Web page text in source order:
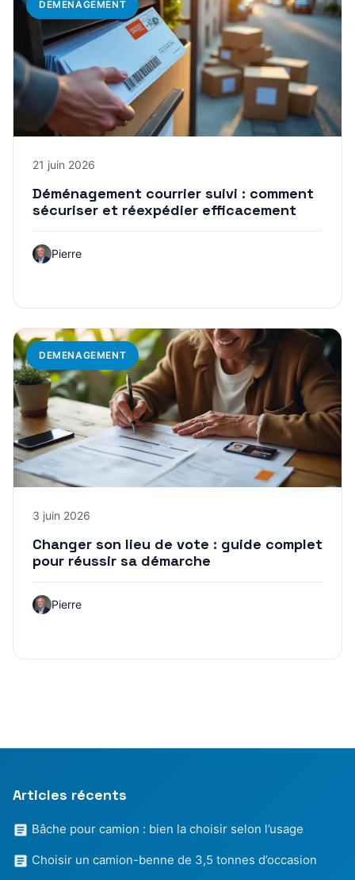
DEMENAGEMENT
21 juin 2026
Déménagement courrier suivi : comment
sécuriser et réexpédier efficacement
Pierre
DEMENAGEMENT
3 juin 2026
Changer son lieu de vote : guide complet
pour réussir sa démarche
Pierre
Articles récents
Bâche pour camion : bien la choisir selon l’usage
Choisir un camion-benne de 3,5 tonnes d’occasion